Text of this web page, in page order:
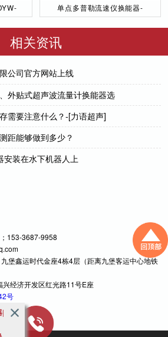
单点多普勒流速仪换能器-
相关资讯
公司官方网站上线
外贴式超声波流量计换能器选
需要注意什么？-[力语超声]
距能够做到多少？
安装在水下机器人上
153-3687-9958
堡鑫运时代金座4栋4层（距离九堡客运中心地铁
经济开发区红光路11号E座
号